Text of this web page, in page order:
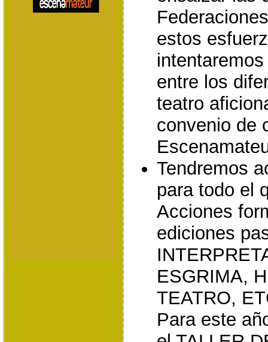
estos
entre los
teatro
convenio de
Tendremos
para todo el
Acciones
ediciones
ESGRIMA,
TEATRO,
Para este